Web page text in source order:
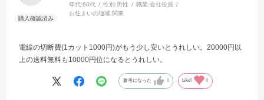
年代:60代 性別:男性 職業:会社役員
お住まいの地域:関東
電線の切断費(1カット1000円)がもう少し安いとうれしい。20000円以
上の送料無料も10000円位になるとうれしい。
参考になった 0 Like! 0